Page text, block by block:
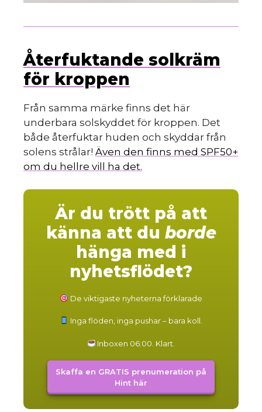
Återfuktande solkräm
för kroppen
Från samma märke finns det här
underbara solskyddet för kroppen. Det
både återfuktar huden och skyddar från
solens strålar! Även den finns med SPF50+
om du hellre vill ha det.
Är du trött på att
känna att du borde
hänga med i
nyhetsflödet?
De viktigaste nyheterna förklarade
Inga flöden, inga pushar – bara koll.
Inboxen 06:00. Klart.
Skaffa en GRATIS prenumeration på
Hint här